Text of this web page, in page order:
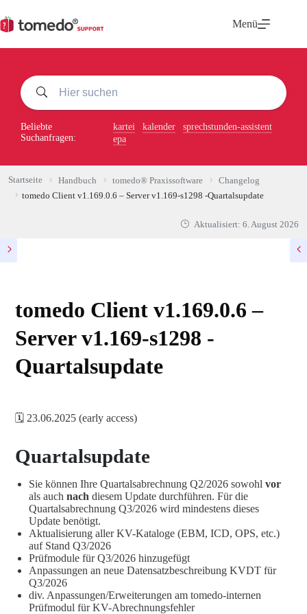
Inhalt
springen
Menü
Beliebte
Suchanfragen:
kartei kalender
sprechstunden-assistent
epa
Startseite Handbuch tomedo® Praxissoftware
Changelog
tomedo Client v1.169.0.6 – Server v1.169-s1298 -Quartalsupdate
Aktualisiert: 6. August 2026
tomedo Client v1.169.0.6 –
Server v1.169-s1298 -
Quartalsupdate
🗓️ 23.06.2025 (early access)
Quartalsupdate
Sie können Ihre Quartalsabrechnung Q2/2026 sowohl vor
als auch nach diesem Update durchführen. Für die
Quartalsabrechnung Q3/2026 wird mindestens dieses
Update benötigt.
Aktualisierung aller KV-Kataloge (EBM, ICD, OPS, etc.)
auf Stand Q3/2026
Prüfmodule für Q3/2026 hinzugefügt
Anpassungen an neue Datensatzbeschreibung KVDT für
Q3/2026
div. Anpassungen/Erweiterungen am tomedo-internen
Prüfmodul für KV-Abrechnungsfehler